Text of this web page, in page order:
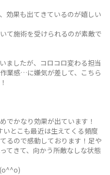
効果も出てきているのが嬉しい
て施術を受けられるのが素敵で
ましたが、コロコロ変わる担当
業感…に嫌気が差して、こちら
でかなり効果が出ています！
いとこも最近は生えてくる頻度
るので感動しております！足や
てきて、向かう所敵なしな状態